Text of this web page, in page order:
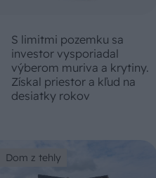
S limitmi pozemku sa
investor vysporiadal
výberom muriva a krytiny.
Získal priestor a kľud na
desiatky rokov
Dom z tehly